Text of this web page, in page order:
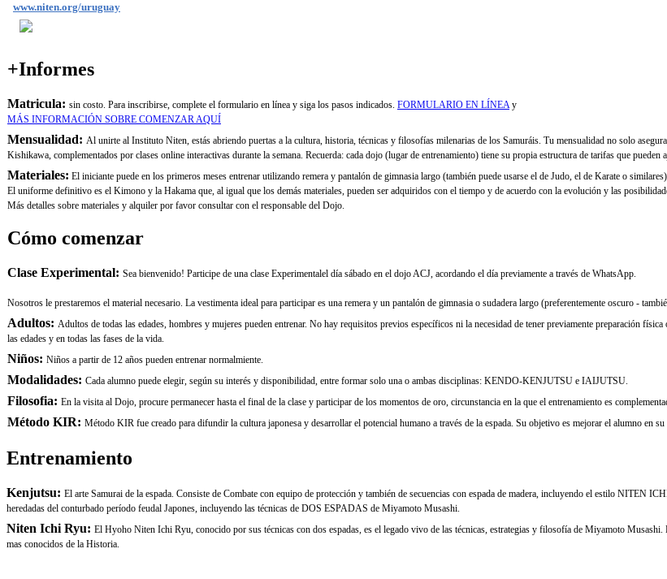
www.niten.org/uruguay
+Informes
Matricula: ​sin costo. Para inscribirse, complete el formulario en línea y siga los pasos indicados. FORMULARIO EN LÍNEA y
MÁS INFORMACIÓN SOBRE COMENZAR AQUÍ
Mensualidad: Al unirte al Instituto Niten, estás abriendo puertas a la cultura, historia, técnicas y filosofías milenarias de los Samuráis. Tu mensualidad no solo
Kishikawa, complementados por clases online interactivas durante la semana. Recuerda: cada dojo (lugar de entrenamiento) tiene su propia estructura de tarifas que
Materiales: El iniciante puede en los primeros meses entrenar utilizando remera y pantalón de gimnasia largo (también puede usarse el de Judo, el de Karate o similares).
El uniforme definitivo es el Kimono y la Hakama que, al igual que los demás materiales, pueden ser adquiridos con el tiempo y de acuerdo con la evolución y las
Más detalles sobre materiales y alquiler por favor consultar con el responsable del Dojo.
Cómo comenzar
Clase Experimental: Sea bienvenido! Participe de una clase Experimentalel día sábado en el dojo ACJ, acordando el día previamente a través de WhatsApp.
Nosotros le prestaremos el material necesario. La vestimenta ideal para participar es una remera y un pantalón de gimnasia o sudadera largo (preferentemente oscuro -
Adultos: Adultos de todas las edades, hombres y mujeres pueden entrenar. No hay requisitos previos específicos ni la necesidad de tener previamente preparación
las edades y en todas las fases de la vida.
Niños: Niños a partir de 12 años pueden entrenar normalmiente.
Modalidades: Cada alumno puede elegir, según su interés y disponibilidad, entre formar solo una o ambas disciplinas: KENDO-KENJUTSU e IAIJUTSU.
Filosofia: En la visita al Dojo, procure permanecer hasta el final de la clase y participar de los momentos de oro, circunstancia en la que el entrenamiento es
Método KIR: Método KIR fue creado para difundir la cultura japonesa y desarrollar el potencial humano a través de la espada. Su objetivo es mejorar el alumno en
Entrenamiento
Kenjutsu: El arte Samurai de la espada. Consiste de Combate con equipo de protección y también de secuencias con espada de madera, incluyendo el estilo
heredadas del conturbado período feudal Japones, incluyendo las técnicas de DOS ESPADAS de Miyamoto Musashi.
Niten Ichi Ryu: El Hyoho Niten Ichi Ryu, conocido por sus técnicas con dos espadas, es el legado vivo de las técnicas, estrategias y filosofía de Miyamoto
mas conocidos de la Historia.